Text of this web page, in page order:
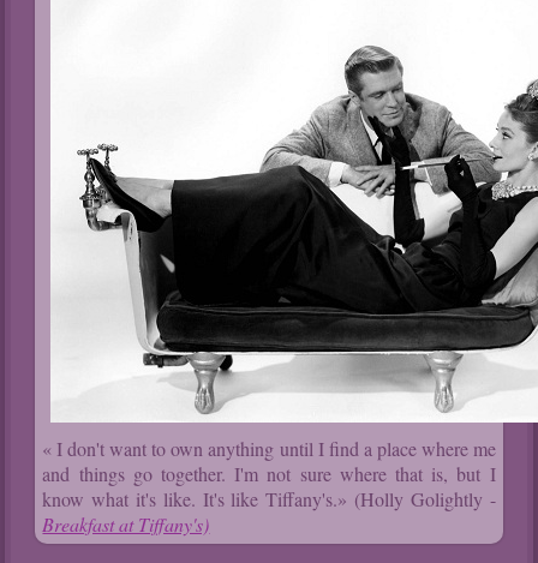
« I don't want to own anything until I find a place where me
and things go together. I'm not sure where that is, but I
know what it's like. It's like Tiffany's.» (Holly Golightly -
Breakfast at Tiffany's)